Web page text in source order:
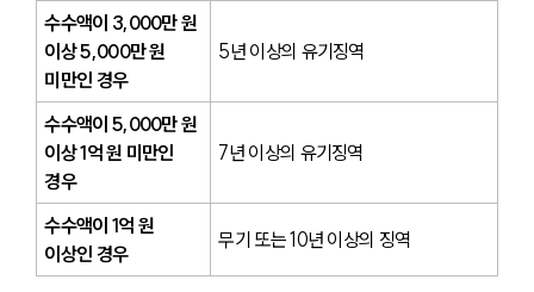
수수액이 3,000만 원
이상 5,000만 원
미만인 경우
5년 이상의 유기징역
수수액이 5,000만 원
이상 1억 원 미만인
경우
7년 이상의 유기징역
수수액이 1억 원
이상인 경우
무기 또는 10년 이상의 징역